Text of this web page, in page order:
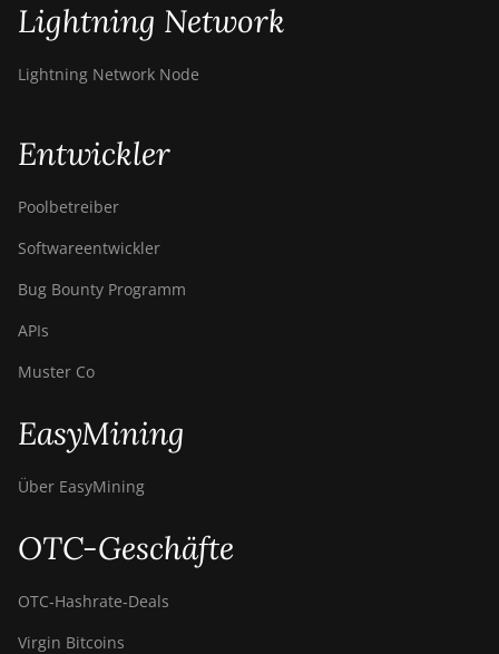
Lightning Network
Lightning Network Node
Entwickler
Poolbetreiber
Softwareentwickler
Bug Bounty Programm
APIs
Muster Co
EasyMining
Über EasyMining
OTC-Geschäfte
OTC‑Hashrate‑Deals
Virgin Bitcoins